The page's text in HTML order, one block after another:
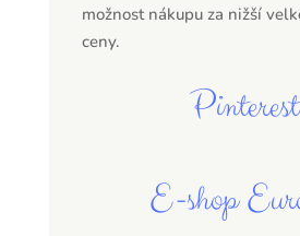
možnost nákupu za nižší
ceny.
Pinterest
E-shop